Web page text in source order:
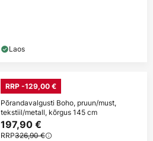
Laos
RRP -129,00 €
Põrandavalgusti Boho, pruun/must,
tekstiil/metall, kõrgus 145 cm
197,90 €
RRP326,90 €